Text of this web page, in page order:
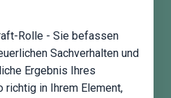
Rolle - Sie befassen
Sachverhalten und
Ergebnis Ihres
richtig in Ihrem Element,